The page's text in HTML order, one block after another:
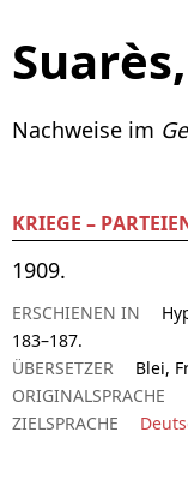
Nachweise im
KRIEGE –
1909.
ERSCHIENEN IN
183–187.
ÜBERSETZER
Blei,
ORIGINALSPRACHE
ZIELSPRACHE